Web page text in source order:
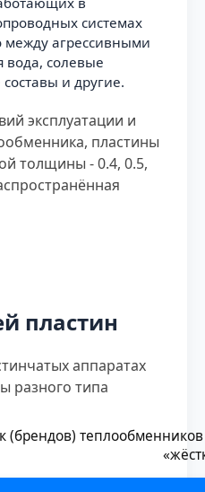
системах
агрессивными
вода, солевые
и другие.
эксплуатации и
пластины
толщины - 0.4, 0.5,
пластин
аппаратах
разного типа
(брендов)